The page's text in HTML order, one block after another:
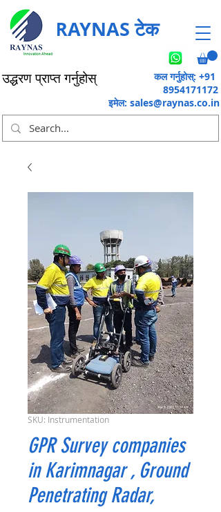
उद्धरण प्राप्त गर्नुहोस्
RAYNAS टेक
कल गर्नुहोस्: +91
8954171172
इमेल: sales@raynas.co.in
SKU: Instrumentation
GPR Survey companies
in Karimnagar , Ground
Penetrating Radar,